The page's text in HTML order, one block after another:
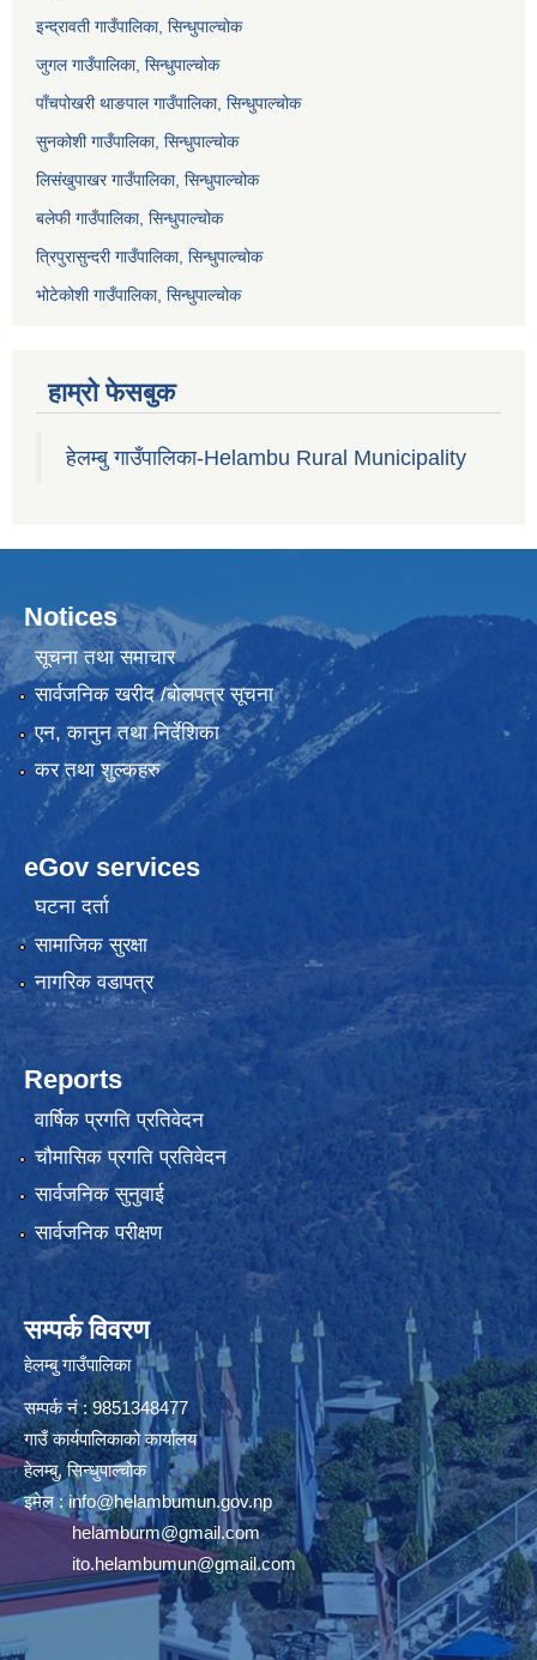
इन्द्रावती गाउँपालिका, सिन्धुपाल्चोक
जुगल गाउँपालिका, सिन्धुपाल्चोक
पाँचपोखरी थाङपाल गाउँपालिका, सिन्धुपाल्चोक
सुनकोशी गाउँपालिका, सिन्धुपाल्चोक
लिसंखुपाखर गाउँपालिका, सिन्धुपाल्चोक
बलेफी गाउँपालिका, सिन्धुपाल्चोक
त्रिपुरासुन्दरी गाउँपालिका, सिन्धुपाल्चोक
भोटेकोशी गाउँपालिका, सिन्धुपाल्चोक
हाम्रो फेसबुक
हेलम्बु गाउँपालिका-Helambu Rural Municipality
Notices
सूचना तथा समाचार
सार्वजनिक खरीद /बोलपत्र सूचना
एन, कानुन तथा निर्देशिका
कर तथा शुल्कहरु
eGov services
घटना दर्ता
सामाजिक सुरक्षा
नागरिक वडापत्र
Reports
वार्षिक प्रगति प्रतिवेदन
चौमासिक प्रगति प्रतिवेदन
सार्वजनिक सुनुवाई
सार्वजनिक परीक्षण
सम्पर्क विवरण
हेलम्बु गाउँपालिका
सम्पर्क नं : 9851348477
गाउँ कार्यपालिकाको कार्यालय
हेलम्बु, सिन्धुपाल्चोक
इमेल :info@helambumun.gov.np
helamburm@gmail.com
ito.helambumun@gmail.com